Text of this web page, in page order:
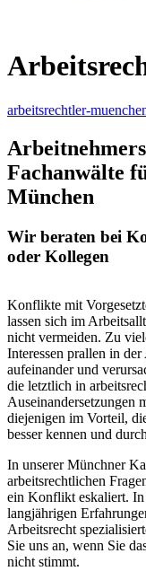
arbeitsrechtler-
Fachanwälte
München
Wir beraten bei
oder Kollegen
Konflikte mit
lassen sich im
nicht vermeiden. Zu
Interessen prallen in
aufeinander und
die letztlich in
Auseinandersetzungen
diejenigen im Vorteil,
besser kennen und
In unserer Münchner
arbeitsrechtlichen
ein Konflikt eskaliert.
langjährigen
Arbeitsrecht
Sie uns an, wenn Sie
nicht stimmt.